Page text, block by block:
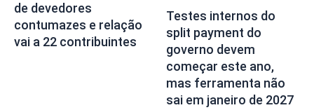
de devedores
contumazes e relação
vai a 22 contribuintes
Testes internos do
split payment do
governo devem
começar este ano,
mas ferramenta não
sai em janeiro de 2027